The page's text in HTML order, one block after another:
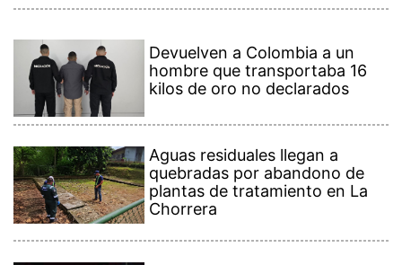
Devuelven a Colombia a un
hombre que transportaba 16
kilos de oro no declarados
Aguas residuales llegan a
quebradas por abandono de
plantas de tratamiento en La
Chorrera